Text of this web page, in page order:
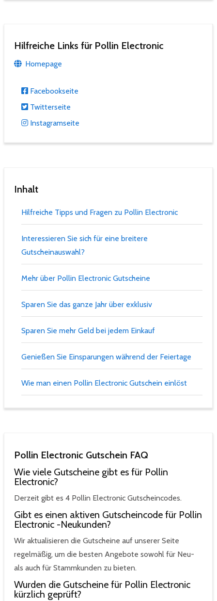
Hilfreiche Links für Pollin Electronic
Homepage
Facebookseite
Twitterseite
Instagramseite
Inhalt
Hilfreiche Tipps und Fragen zu Pollin Electronic
Interessieren Sie sich für eine breitere
Gutscheinauswahl?
Mehr über Pollin Electronic Gutscheine
Sparen Sie das ganze Jahr über exklusiv
Sparen Sie mehr Geld bei jedem Einkauf
Genießen Sie Einsparungen während der Feiertage
Wie man einen Pollin Electronic Gutschein einlöst
Pollin Electronic Gutschein FAQ
Wie viele Gutscheine gibt es für Pollin
Electronic?
Derzeit gibt es 4 Pollin Electronic Gutscheincodes.
Gibt es einen aktiven Gutscheincode für Pollin
Electronic -Neukunden?
Wir aktualisieren die Gutscheine auf unserer Seite
regelmäßig, um die besten Angebote sowohl für Neu-
als auch für Stammkunden zu bieten.
Wurden die Gutscheine für Pollin Electronic
kürzlich geprüft?